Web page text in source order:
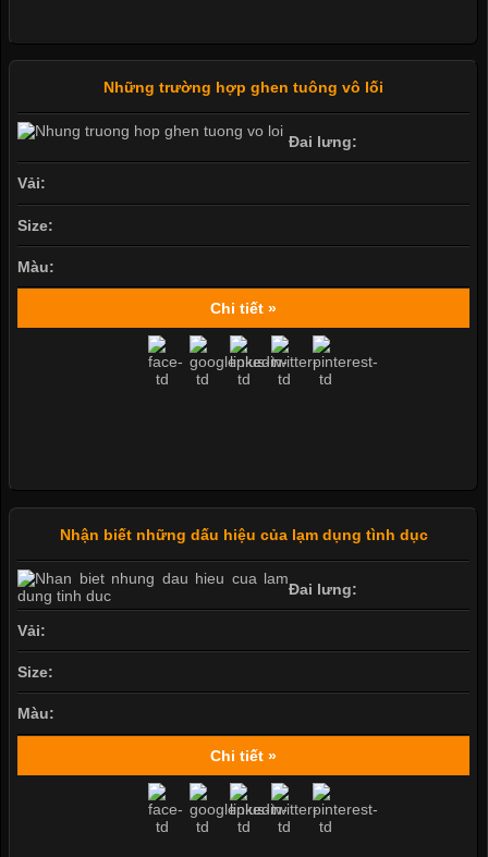
Những trường hợp ghen tuông vô lối
Đai lưng:
Vải:
Size:
Màu:
Chi tiết »
Nhận biết những dấu hiệu của lạm dụng tình dục
Đai lưng:
Vải:
Size:
Màu:
Chi tiết »